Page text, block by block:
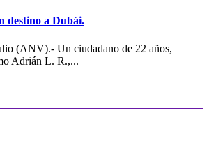
destino a Dubái.
(ANV).- Un ciudadano de 22 años,
Adrián L. R.,...